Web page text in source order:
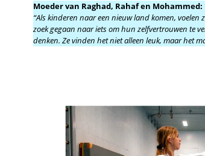
Moeder van Raghad, Rahaf en Mohammed:
“Als kinderen naar een nieuw land komen,
zoek gegaan naar iets om hun zelfvertrouwen te
denken. Ze vinden het niet alleen leuk, maar het